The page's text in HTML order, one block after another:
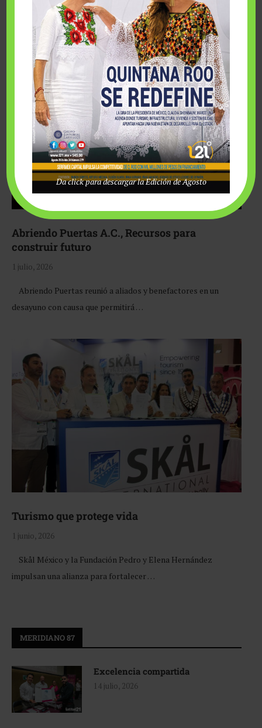
Fairmont Mayakoba y Make-A-Wish México unieron
esfuerzos para hacer realidad el deseo de una …
Abriendo Puertas A.C., Recursos para
construir futuro
1 julio, 2026
Abriendo Puertas reunió a aliados y benefactores en un
desayuno con causa que permitirá …
Turismo que protege vida
1 junio, 2026
Skål México y la Fundación Pedro y Elena Hernández
impulsan una alianza para fortalecer …
MERIDIANO 87
Excelencia compartida
14 julio, 2026
Da click para descargar la Edición de Agosto